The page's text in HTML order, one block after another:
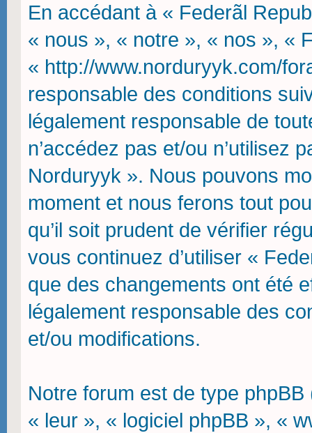
En accédant à « Federãl
« nous », « notre », « nos », «
« http://www.norduryyk.com/
responsable des conditions
légalement responsable de
n’accédez pas et/ou n’utilisez
Norduryyk ». Nous pouvons
moment et nous ferons tout
qu’il soit prudent de vérifier
vous continuez d’utiliser «
que des changements ont été
légalement responsable des
et/ou modifications.
Notre forum est de type
« leur », « logiciel phpBB », «